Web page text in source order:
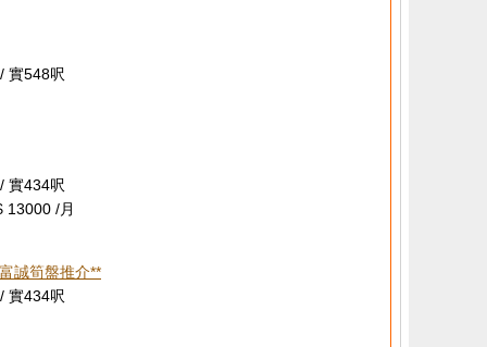
實548呎
實434呎
13000 /月
誠筍盤推介**
實434呎